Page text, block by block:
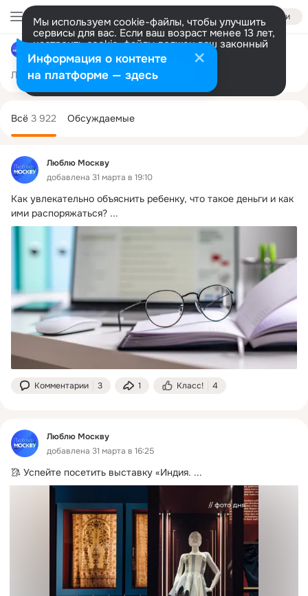
Войти
Мы используем cookie-файлы, чтобы улучшить
сервисы для вас. Если ваш возраст менее 13 лет,
настроить cookie-файлы должен ваш законный
представитель. Больше информации
Разрешить все Настроить
Лента Участники 9.9K Товары
Люблю Москву
добавлена 31 марта в 19:10
Как увлекательно объяснить ребенку, что такое деньги и как
ими распоряжаться? ...
Комментарии 3 1 Класс! 4
Люблю Москву
добавлена 31 марта в 16:25
🥻 Успейте посетить выставку «Индия. ...
колонка
Всё 3 922 Обсуждаемые
Информация о контенте
на платформе — здесь